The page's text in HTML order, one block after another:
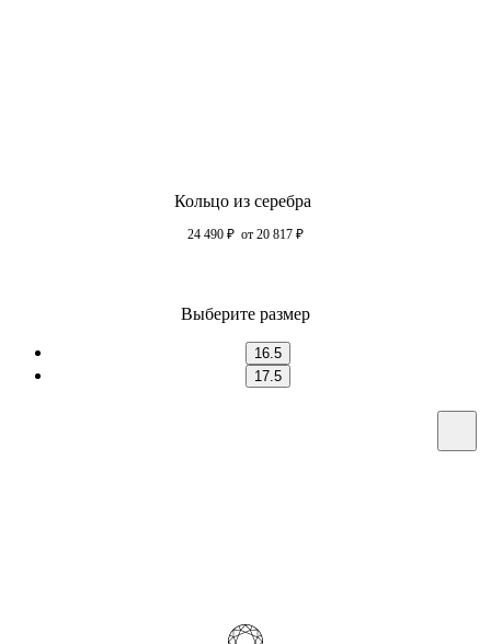
Кольцо из серебра
24 490 ₽ от 20 817 ₽
Выберите размер
16.5
17.5